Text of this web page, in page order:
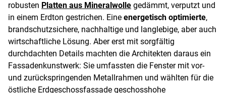
robusten Platten aus Mineralwolle gedämmt, verputzt und
in einem Erdton gestrichen. Eine energetisch optimierte,
brandschutzsichere, nachhaltige und langlebige, aber auch
wirtschaftliche Lösung. Aber erst mit sorgfältig
durchdachten Details machten die Architekten daraus ein
Fassadenkunstwerk: Sie umfassten die Fenster mit vor-
und zurückspringenden Metallrahmen und wählten für die
östliche Erdgeschossfassade geschosshohe